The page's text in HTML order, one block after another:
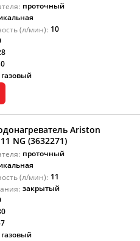
проточный
(л/мин): 10
газовый
Ariston
NG (3632271)
проточный
(л/мин): 11
закрытый
газовый